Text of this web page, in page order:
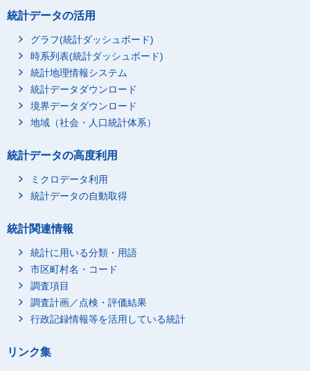
統計データの活用
グラフ(統計ダッシュボード)
時系列表(統計ダッシュボード)
統計地理情報システム
統計データダウンロード
境界データダウンロード
地域（社会・人口統計体系）
統計データの高度利用
ミクロデータ利用
統計データの自動取得
統計関連情報
統計に用いる分類・用語
市区町村名・コード
調査項目
調査計画／点検・評価結果
行政記録情報等を活用している統計
リンク集